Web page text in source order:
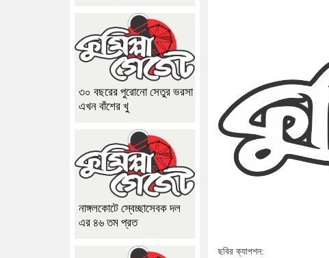
ছবির ক্যাপশন:
৩০ বছরের পুরোনো সেতুর ভরসা
এখন বাঁশের খু
নাঙ্গলকোটে স্বেচ্ছাসেবক দল
এর ৪৬ তম প্রত